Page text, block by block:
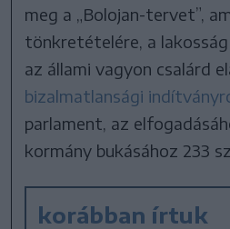
meg a „Bolojan-tervet”,
tönkretételére, a
az állami vagyon csalárd
bizalmatlansági
parlament, az
kormány bukásához 233
korábban írtuk